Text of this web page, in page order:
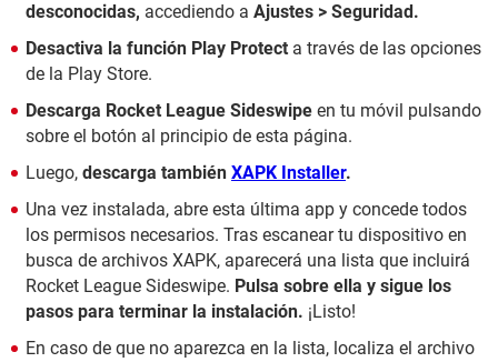
desconocidas, accediendo a Ajustes > Seguridad.
Desactiva la función Play Protect a través de las opciones
de la Play Store.
Descarga Rocket League Sideswipe en tu móvil pulsando
sobre el botón al principio de esta página.
Luego, descarga también XAPK Installer.
Una vez instalada, abre esta última app y concede todos
los permisos necesarios. Tras escanear tu dispositivo en
busca de archivos XAPK, aparecerá una lista que incluirá
Rocket League Sideswipe. Pulsa sobre ella y sigue los
pasos para terminar la instalación. ¡Listo!
En caso de que no aparezca en la lista, localiza el archivo